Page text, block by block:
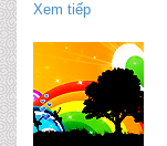
Xem tiếp